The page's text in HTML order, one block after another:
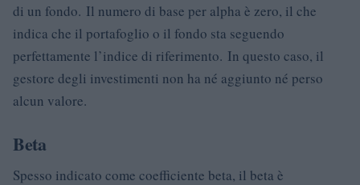
di un fondo. Il numero di base per alpha è zero, il che
indica che il portafoglio o il fondo sta seguendo
perfettamente l’indice di riferimento. In questo caso, il
gestore degli investimenti non ha né aggiunto né perso
alcun valore.
Beta
Spesso indicato come coefficiente beta, il beta è